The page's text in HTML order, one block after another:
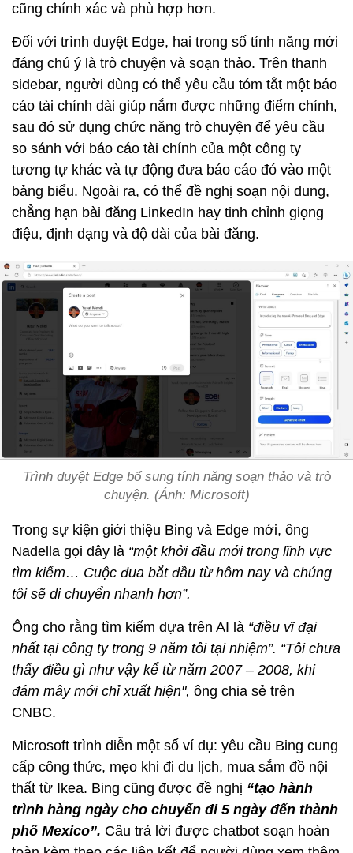
cũng chính xác và phù hợp hơn.
Đối với trình duyệt Edge, hai trong số tính năng mới
đáng chú ý là trò chuyện và soạn thảo. Trên thanh
sidebar, người dùng có thể yêu cầu tóm tắt một báo
cáo tài chính dài giúp nắm được những điểm chính,
sau đó sử dụng chức năng trò chuyện để yêu cầu
so sánh với báo cáo tài chính của một công ty
tương tự khác và tự động đưa báo cáo đó vào một
bảng biểu. Ngoài ra, có thể đề nghị soạn nội dung,
chẳng hạn bài đăng LinkedIn hay tinh chỉnh giọng
điệu, định dạng và độ dài của bài đăng.
Trình duyệt Edge bổ sung tính năng soạn thảo và trò
chuyện. (Ảnh: Microsoft)
Trong sự kiện giới thiệu Bing và Edge mới, ông
Nadella gọi đây là “một khởi đầu mới trong lĩnh vực
tìm kiếm… Cuộc đua bắt đầu từ hôm nay và chúng
tôi sẽ di chuyển nhanh hơn”.
Ông cho rằng tìm kiếm dựa trên AI là “điều vĩ đại
nhất tại công ty trong 9 năm tôi tại nhiệm”. “Tôi chưa
thấy điều gì như vậy kể từ năm 2007 – 2008, khi
đám mây mới chỉ xuất hiện", ông chia sẻ trên
CNBC.
Microsoft trình diễn một số ví dụ: yêu cầu Bing cung
cấp công thức, mẹo khi đi du lịch, mua sắm đồ nội
thất từ Ikea. Bing cũng được đề nghị “tạo hành
trình hàng ngày cho chuyến đi 5 ngày đến thành
phố Mexico”. Câu trả lời được chatbot soạn hoàn